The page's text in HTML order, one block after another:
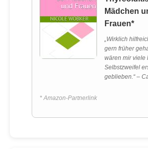
Mädchen
Frauen*
„Wirklich
gern früher
wären mir viele
Selbstzweifel
geblieben.“ –
* Amazon-Partnerlink